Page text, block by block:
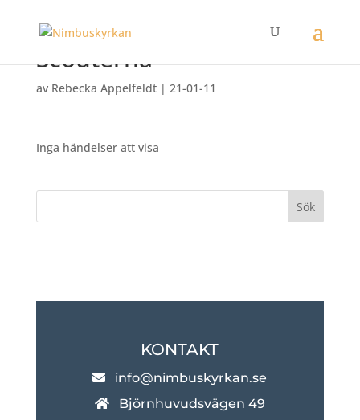
Scouterna
av Rebecka Appelfeldt| 21-01-11
Inga händelser att visa
KONTAKT
info@nimbuskyrkan.se
Björnhuvudsvägen 49